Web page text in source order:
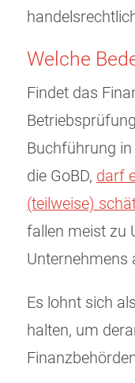
Welche
Findet das
Buchführung
die GoBD, darf
(teilweise)
fallen meist zu
Unternehmens
Es lohnt sich
halten, um